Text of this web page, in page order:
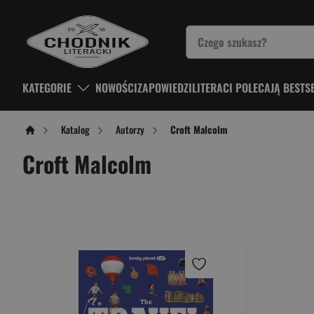
KATEGORIE NOWOŚCIZAPOWIEDZILITERACI POLECAJĄ
Katalog Autorzy Croft Malcolm
Croft Malcolm